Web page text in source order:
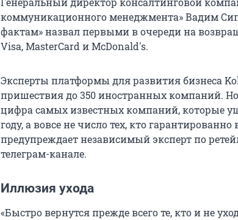
коммуникационного менеджмента» Вадим
фактам» назвал первыми в очереди на
Visa, MasterCard и McDonald's.
Эксперты платформы для развития бизнеса
пришествия до 350 иностранных компаний.
цифра самых известных компаний, которые
году, а вовсе не число тех, кто гарантированно
предупреждает независимый эксперт по
телеграм-канале.
Иллюзия ухода
«Быстро вернутся прежде всего те, кто и не